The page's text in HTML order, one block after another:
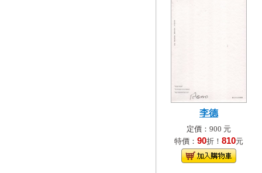
李德
定價：900 元
特價： 90折！ 810元